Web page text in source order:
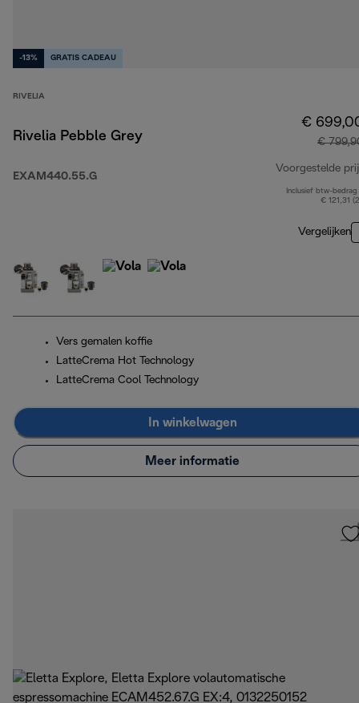
-13% GRATIS CADEAU
RIVELIA
Rivelia Pebble Grey
EXAM440.55.G
€
€
Voorgestelde
Inclusief btw-bedrag
€ 121,31
Vergelijken
Vers gemalen koffie
LatteCrema Hot Technology
LatteCrema Cool Technology
In winkelwagen
Meer informatie